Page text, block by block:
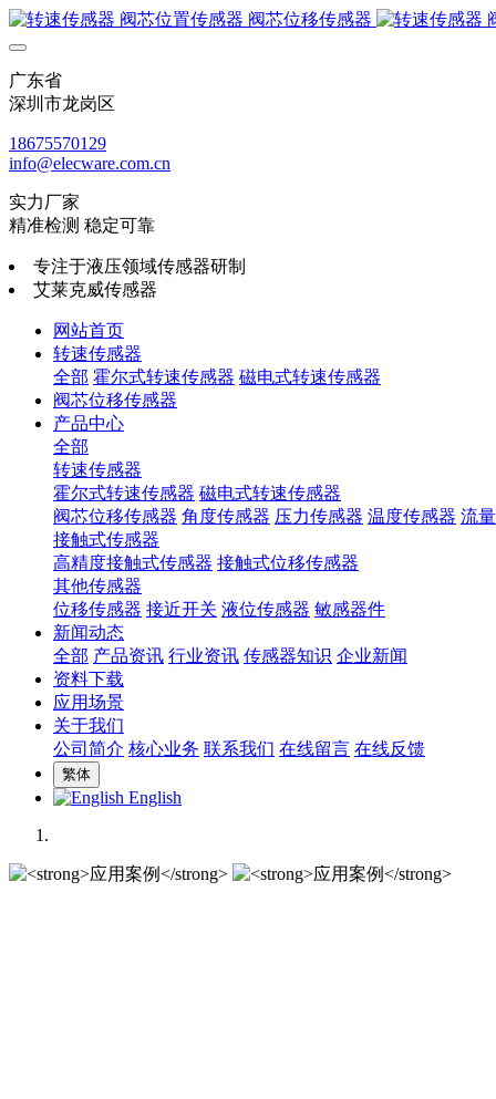
广东省
深圳市龙岗区
18675570129
info@elecware.com.cn
实力厂家
精准检测 稳定可靠
专注于液压领域传感器研制
艾莱克威传感器
网站首页
转速传感器
全部 霍尔式转速传感器 磁电式转速传感器
阀芯位移传感器
产品中心
全部
转速传感器
霍尔式转速传感器 磁电式转速传感器
阀芯位移传感器 角度传感器 压力传感器 温度传感器 流
接触式传感器
高精度接触式传感器 接触式位移传感器
其他传感器
位移传感器 接近开关 液位传感器 敏感器件
新闻动态
全部 产品资讯 行业资讯 传感器知识 企业新闻
资料下载
应用场景
关于我们
公司简介 核心业务 联系我们 在线留言 在线反馈
繁体
English